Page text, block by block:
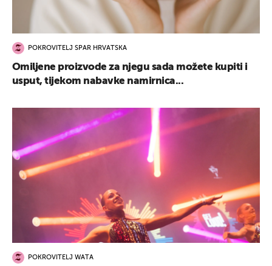
POKROVITELJ SPAR HRVATSKA
Omiljene proizvode za njegu sada možete kupiti i
usput, tijekom nabavke namirnica...
POKROVITELJ WATA